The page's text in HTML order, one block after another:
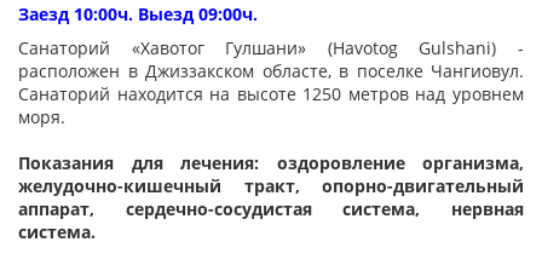
Заезд 10:00ч. Выезд 09:00ч.
Санаторий «Хавотог Гулшани» (Havotog Gulshani) -
расположен в Джиззакском областе, в поселке Чангиовул.
Санаторий находится на высоте 1250 метров над уровнем
моря.
Показания для лечения: оздоровление организма,
желудочно-кишечный тракт, опорно-двигательный
аппарат, сердечно-сосудистая система, нервная
система.